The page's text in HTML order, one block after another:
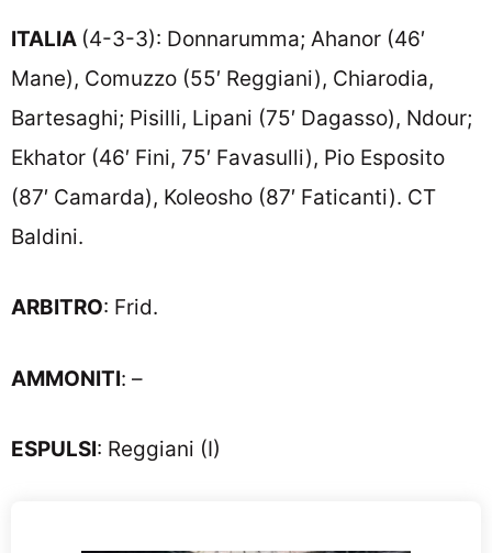
ITALIA (4-3-3): Donnarumma; Ahanor (46′
Mane), Comuzzo (55′ Reggiani), Chiarodia,
Bartesaghi; Pisilli, Lipani (75′ Dagasso), Ndour;
Ekhator (46′ Fini, 75′ Favasulli), Pio Esposito
(87′ Camarda), Koleosho (87′ Faticanti). CT
Baldini.
ARBITRO: Frid.
AMMONITI: –
ESPULSI: Reggiani (I)